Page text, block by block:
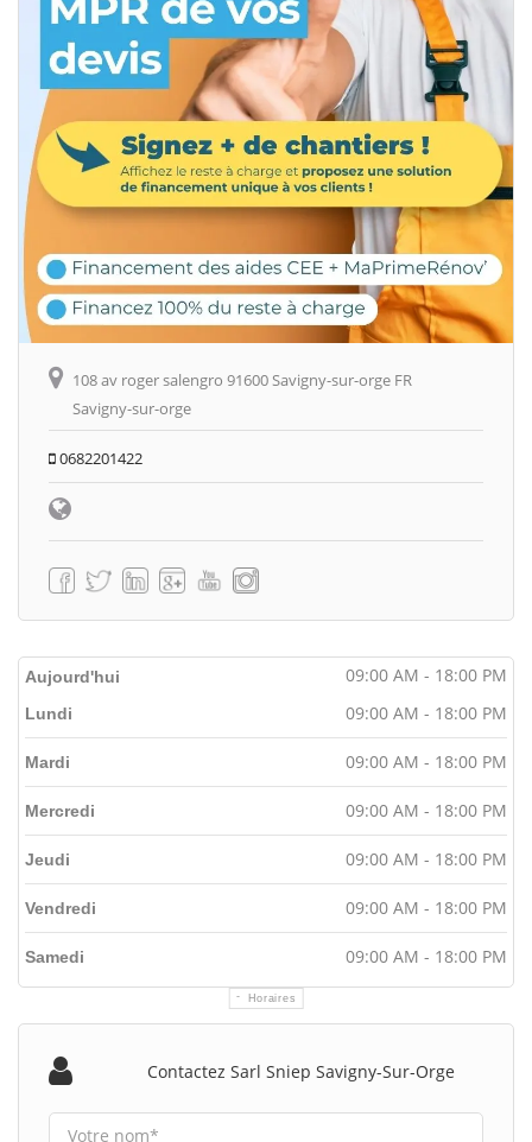
108 av roger salengro 91600 Savigny-sur-orge FR
Savigny-sur-orge
0682201422
Aujourd'hui 09:00 AM - 18:00 PM
Horaires
Lundi 09:00 AM - 18:00 PM
Mardi 09:00 AM - 18:00 PM
Mercredi 09:00 AM - 18:00 PM
Jeudi 09:00 AM - 18:00 PM
Vendredi 09:00 AM - 18:00 PM
Samedi 09:00 AM - 18:00 PM
Contactez Sarl Sniep Savigny-Sur-Orge